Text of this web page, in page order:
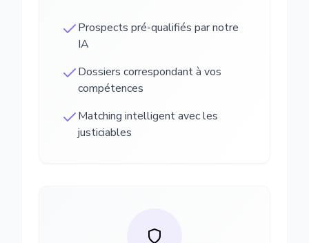
Prospects pré-qualifiés par notre
IA
Dossiers correspondant à vos
compétences
Matching intelligent avec les
justiciables